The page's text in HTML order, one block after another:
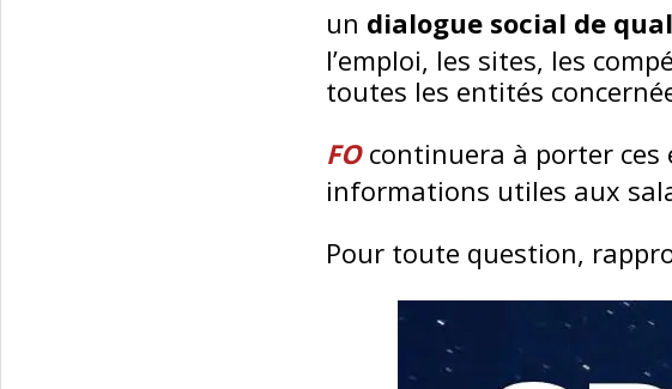
un dialogue social de
l’emploi, les sites, les
toutes les entités
FOcontinuera à porter ces
informations utiles aux
Pour toute question,